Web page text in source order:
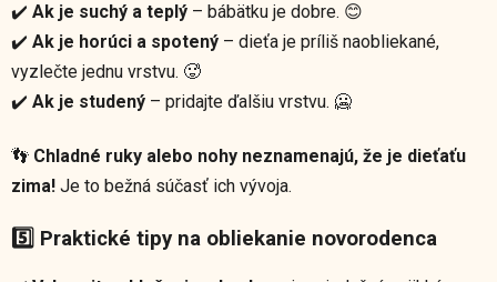
✔️ Ak je suchý a teplý – bábätku je dobre. 😊
✔️ Ak je horúci a spotený – dieťa je príliš naobliekané,
vyzlečte jednu vrstvu. 🥵
✔️ Ak je studený – pridajte ďalšiu vrstvu. 🥶
👣 Chladné ruky alebo nohy neznamenajú, že je dieťaťu
zima! Je to bežná súčasť ich vývoja.
5️⃣ Praktické tipy na obliekanie novorodenca